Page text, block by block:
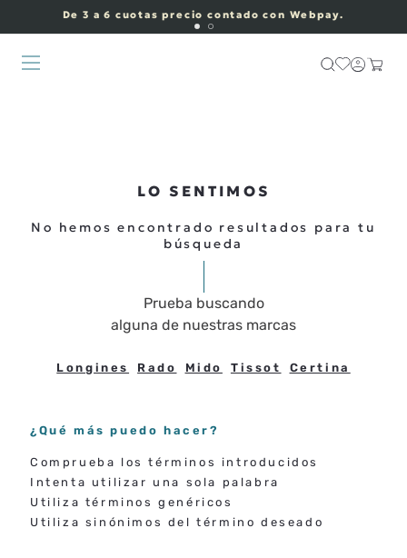
De 3 a 6 cuotas precio contado con Webpay.
LO SENTIMOS
No hemos encontrado resultados para tu
búsqueda
Prueba buscando
alguna de nuestras marcas
Longines Rado Mido Tissot Certina
¿Qué más puedo hacer?
Comprueba los términos introducidos
Intenta utilizar una sola palabra
Utiliza términos genéricos
Utiliza sinónimos del término deseado